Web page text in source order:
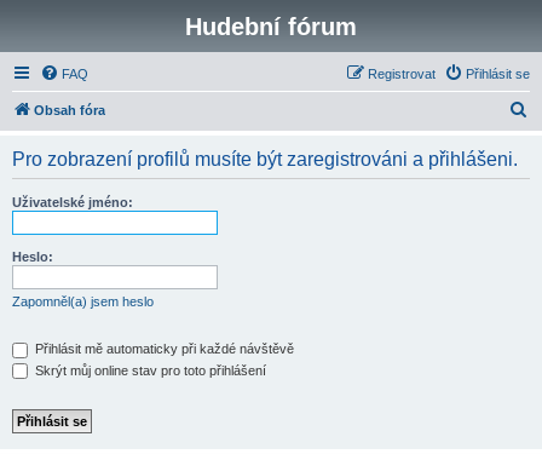
Hudební fórum
FAQ Přihlásit se
Registrovat
Obsah fóra
Pro zobrazení profilů musíte být zaregistrováni a přihlášeni.
Uživatelské jméno:
Heslo:
Zapomněl(a) jsem heslo
Přihlásit mě automaticky při každé návštěvě
Skrýt můj online stav pro toto přihlášení